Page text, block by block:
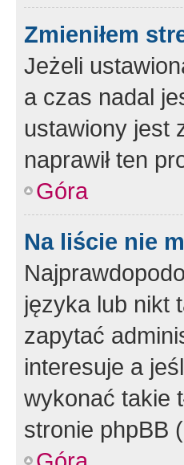
Zmieniłem
Jeżeli
a czas nadal
ustawiony jest
naprawił ten
Góra
Na liście nie
języka lub nikt
zapytać
interesuje a
wykonać takie
stronie phpBB